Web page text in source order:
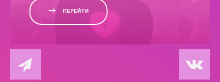
ПЕРЕЙТИ